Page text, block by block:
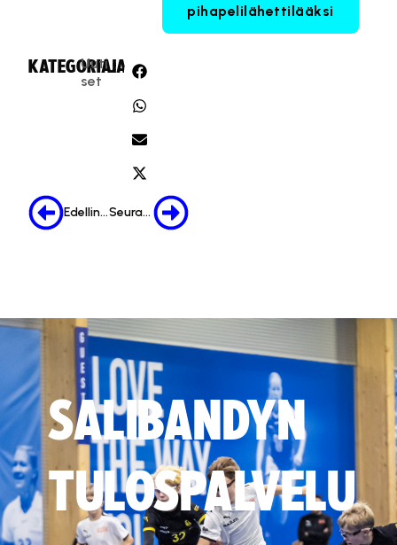
pihapelilähettilääksi
KATEGORIA:
Uuti
set
JAA:
Edellinen Seuraava
SALIBANDYN
TULOSPALVELU